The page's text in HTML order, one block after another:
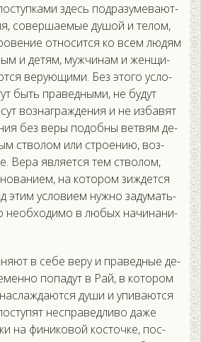
здесь под­ра­зуме­ва­ют­
со­вер­ша­емые ду­шой и те­лом,
от­но­сит­ся ко всем лю­дям
и де­тям, муж­чи­нам и жен­щи­
ве­ру­ющи­ми. Без это­го ус­ло­
быть пра­вед­ны­ми, не бу­дут
воз­награж­де­ния и не из­ба­вят
без ве­ры по­доб­ны вет­вям де­
ство­лом или стро­ению, воз­
Ве­ра яв­ля­ет­ся тем ство­лом,
на ко­тором зиж­дется
этим ус­ло­ви­ем нуж­но за­думать­
не­об­хо­димо в лю­бых на­чина­ни­
в се­бе ве­ру и пра­вед­ные де­
по­падут в Рай, в ко­тором
ду­ши и упи­ва­ют­ся
нес­пра­вед­ли­во да­же
на фи­нико­вой кос­точке, пос­